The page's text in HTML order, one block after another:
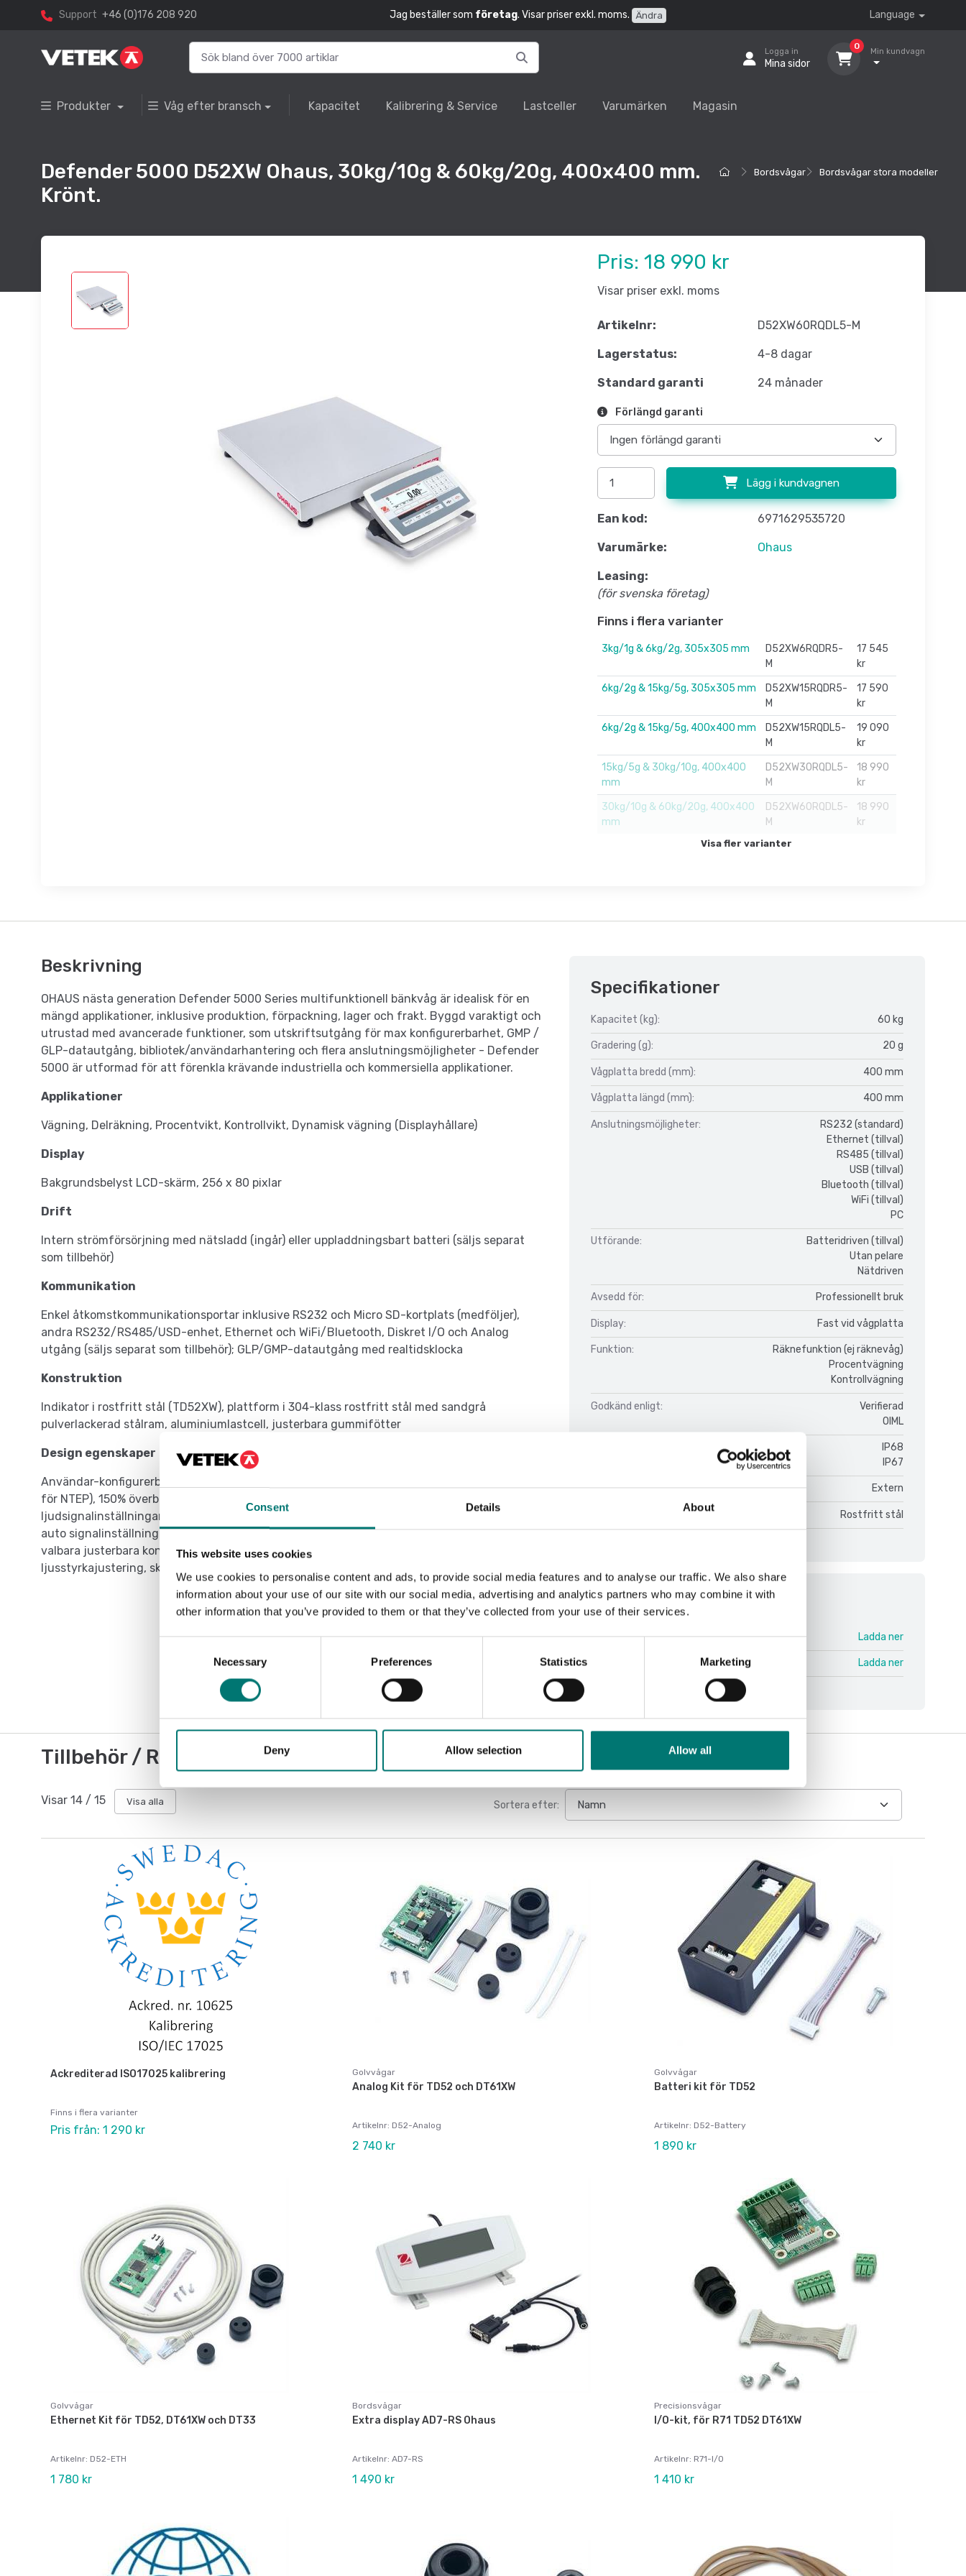
Consent Details About
This website uses cookies
We use cookies to personalise content and ads, to provide social media features and to analyse our traffic. We also share
information about your use of our site with our social media, advertising and analytics partners who may combine it with
other information that you’ve provided to them or that they’ve collected from your use of their services.
Necessary Preferences Statistics Marketing
Deny Allow selection Allow all
Support +46 (0)176 208 920 Jag beställer som företag. Visar priser exkl. moms. Ändra Language
Logga in
Mina sidor
0
Min kundvagn
Produkter Våg efter bransch Kapacitet Kalibrering & Service Lastceller Varumärken Magasin
Bordsvågar Bordsvågar stora modeller
Defender 5000 D52XW Ohaus, 30kg/10g & 60kg/20g, 400x400 mm.
Krönt.
Pris: 18 990 kr
Visar priser exkl. moms
Artikelnr: D52XW60RQDL5-M
Lagerstatus: 4-8 dagar
Standard garanti 24 månader
Förlängd garanti
Lägg i kundvagnen
Ean kod: 6971629535720
Varumärke: Ohaus
Leasing:
(för svenska företag)
Finns i flera varianter
3kg/1g & 6kg/2g, 305x305 mm
D52XW6RQDR5-
M
17 545
kr
6kg/2g & 15kg/5g, 305x305 mm
D52XW15RQDR5-
M
17 590
kr
6kg/2g & 15kg/5g, 400x400 mm
D52XW15RQDL5-
M
19 090
kr
15kg/5g & 30kg/10g, 400x400
mm
D52XW30RQDL5-
M
18 990
kr
30kg/10g & 60kg/20g, 400x400
mm
D52XW60RQDL5-
M
18 990
kr
Visa fler varianter
Beskrivning
OHAUS nästa generation Defender 5000 Series multifunktionell bänkvåg är idealisk för en
mängd applikationer, inklusive produktion, förpackning, lager och frakt. Byggd varaktigt och
utrustad med avancerade funktioner, som utskriftsutgång för max konfigurerbarhet, GMP /
GLP-datautgång, bibliotek/användarhantering och flera anslutningsmöjligheter - Defender
5000 är utformad för att förenkla krävande industriella och kommersiella applikationer.
Applikationer
Vägning, Delräkning, Procentvikt, Kontrollvikt, Dynamisk vägning (Displayhållare)
Display
Bakgrundsbelyst LCD-skärm, 256 x 80 pixlar
Drift
Intern strömförsörjning med nätsladd (ingår) eller uppladdningsbart batteri (säljs separat
som tillbehör)
Kommunikation
Enkel åtkomstkommunikationsportar inklusive RS232 och Micro SD-kortplats (medföljer),
andra RS232/RS485/USD-enhet, Ethernet och WiFi/Bluetooth, Diskret I/O och Analog
utgång (säljs separat som tillbehör); GLP/GMP-datautgång med realtidsklocka
Konstruktion
Indikator i rostfritt stål (TD52XW), plattform i 304-klass rostfritt stål med sandgrå
pulverlackerad stålram, aluminiumlastcell, justerbara gummifötter
Design egenskaper
Användar-konfigurerbar upplösning upp till dubbelt intervall 15 000d/3000 (25000d/5000d
för NTEP), 150% överbelastningskapacitetsskydd, kontrollvägssymboler med valbar drift och
ljudsignalinställningar, menyslåsomkopplare, flera valbara operativ språk, valbart miljö och
auto signalinställningar, stabilitetsindikator, indikatorer för överbelastning/underbelastning,
valbara justerbara kontrastinställningar, automatisk dimdisplay, automatisk avstängning,
ljusstyrkajustering, skärmsläckare, auto tare.
Specifikationer
Kapacitet (kg): 60 kg
Gradering (g): 20 g
Vågplatta bredd (mm): 400 mm
Vågplatta längd (mm): 400 mm
Anslutningsmöjligheter:
RS232 (standard)
Ethernet (tillval)
RS485 (tillval)
USB (tillval)
Bluetooth (tillval)
WiFi (tillval)
PC
Utförande:
Batteridriven (tillval)
Utan pelare
Nätdriven
Avsedd för: Professionellt bruk
Display: Fast vid vågplatta
Funktion:
Räknefunktion (ej räknevåg)
Procentvägning
Kontrollvägning
Godkänd enligt:
Verifierad
OIML
IP68
IP67
Kalibrering: Extern
Rostfritt stål
Dokument
Datasheet TD52 V1.pdf Ladda ner
Manual Indicators TD52 V3 ENG.pdf Ladda ner
Tillbehör / Reservdelar
Visar 14 / 15 Visa alla Sortera efter:
Ackrediterad ISO17025 kalibrering
Finns i flera varianter
Pris från: 1 290 kr
Golvvågar
Analog Kit för TD52 och DT61XW
Artikelnr: D52-Analog
2 740 kr
Golvvågar
Batteri kit för TD52
Artikelnr: D52-Battery
1 890 kr
Golvvågar
Ethernet Kit för TD52, DT61XW och DT33
Artikelnr: D52-ETH
1 780 kr
Bordsvågar
Extra display AD7-RS Ohaus
Artikelnr: AD7-RS
1 490 kr
Precisionsvågar
I/O-kit, för R71 TD52 DT61XW
Artikelnr: R71-I/O
1 410 kr